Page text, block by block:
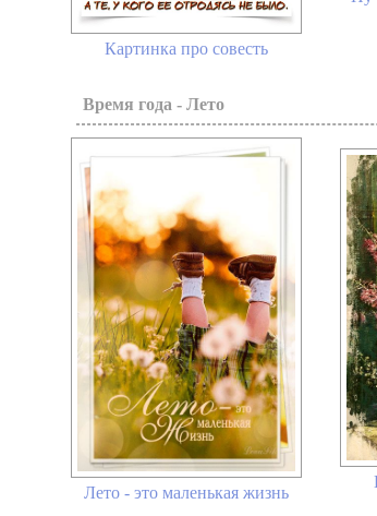
Картинка про совесть
Время года - Лето
Лето - это маленькая жизнь